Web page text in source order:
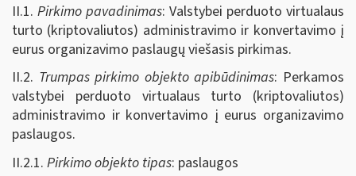
II.1. Pirkimo pavadinimas: Valstybei perduoto virtualaus
turto (kriptovaliutos) administravimo ir konvertavimo į
eurus organizavimo paslaugų viešasis pirkimas.
II.2. Trumpas pirkimo objekto apibūdinimas: Perkamos
valstybei perduoto virtualaus turto (kriptovaliutos)
administravimo ir konvertavimo į eurus organizavimo
paslaugos.
II.2.1. Pirkimo objekto tipas: paslaugos